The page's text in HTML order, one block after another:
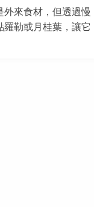
來食材，但透過慢
勒或月桂葉，讓它